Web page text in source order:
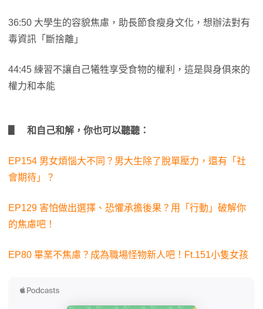
36:50 大學生的容貌焦慮，助長節食瘦身文化，想辦法對有
毒資訊「斷捨離」
44:45 練習不讓自己犧牲享受食物的權利，這是與身俱來的
權力和本能
▋ 和自己和解，你也可以聽聽：
EP154 男女煩惱大不同？男大生除了脫單壓力，還有「社
會期待」？
EP129 害怕做出選擇、恐懼承擔後果？用「行動」破解你
的焦慮吧！
EP80 畢業不焦慮？成為職場怪物新人吧！Ft.151小隻女孩